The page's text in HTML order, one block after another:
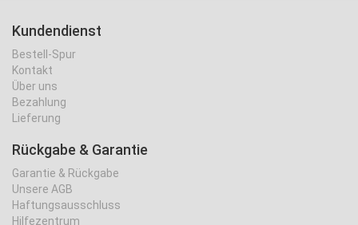
Kundendienst
Bestell-Spur
Kontakt
Über uns
Bezahlung
Lieferung
Rückgabe & Garantie
Garantie & Rückgabe
Unsere AGB
Haftungsausschluss
Hilfezentrum